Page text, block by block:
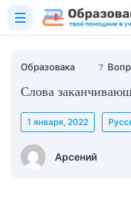
Образовака ❓
Слова
Арсений
1 января, 2022